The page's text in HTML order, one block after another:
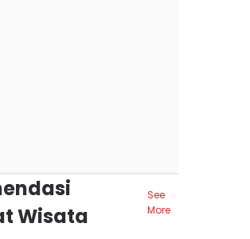
Wisata
See
More